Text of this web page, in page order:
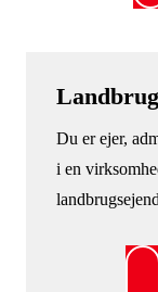
Du er ejer,
i en